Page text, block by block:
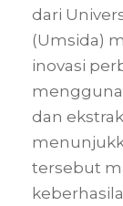
dari
(Umsida)
inovasi
dan
tersebut